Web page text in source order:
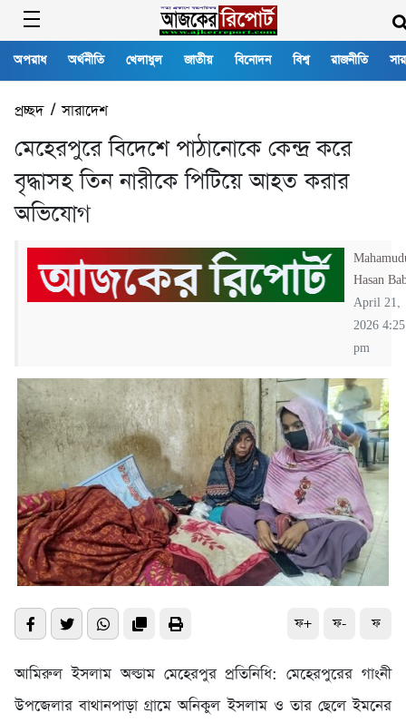
অপরাধ অর্থনীতি খেলাধুল জাতীয় বিনোদন বিশ্ব রাজনীতি
প্রচ্ছদ/সারাদেশ
মেহেরপুরে বিদেশে পাঠানোকে কেন্দ্র করে
বৃদ্ধাসহ তিন নারীকে পিটিয়ে আহত করার
অভিযোগ
Hasan
April 21,
2026 4:25
pm
ফ+ ফ- ফ
আমিরুল ইসলাম অল্ডাম মেহেরপুর প্রতিনিধি: মেহেরপুরের গাংনী
উপজেলার বাথানপাড়া গ্রামে অনিকুল ইসলাম ও তার ছেলে ইমনের